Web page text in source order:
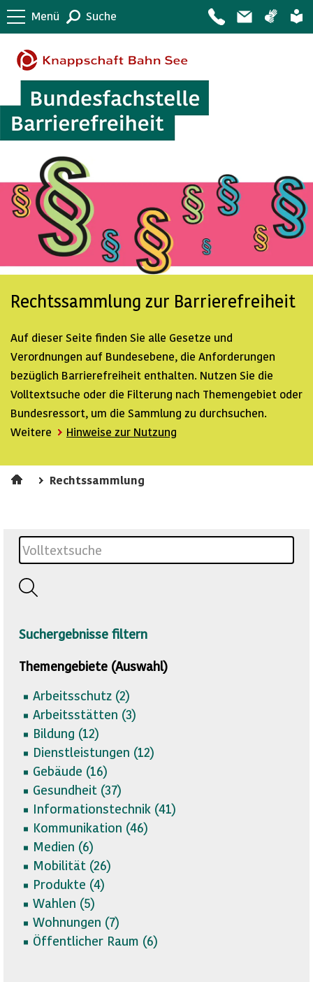
Menü Suche
Rechtssammlung zur Barrierefreiheit
Auf dieser Seite finden Sie alle Gesetze und
Verordnungen auf Bundesebene, die Anforderungen
bezüglich Barrierefreiheit enthalten. Nutzen Sie die
Volltextsuche oder die Filterung nach Themengebiet oder
Bundesressort, um die Sammlung zu durchsuchen.
Weitere
Hinweise zur Nutzung
Rechtssammlung
Suchergebnisse filtern
Themengebiete (Auswahl)
Arbeitsschutz (2)
Arbeitsstätten (3)
Bildung (12)
Dienstleistungen (12)
Gebäude (16)
Gesundheit (37)
Informationstechnik (41)
Kommunikation (46)
Medien (6)
Mobilität (26)
Produkte (4)
Wahlen (5)
Wohnungen (7)
Öffentlicher Raum (6)